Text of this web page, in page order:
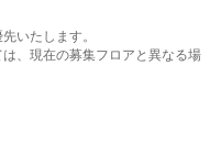
いたします。
、現在の募集フロアと異なる場